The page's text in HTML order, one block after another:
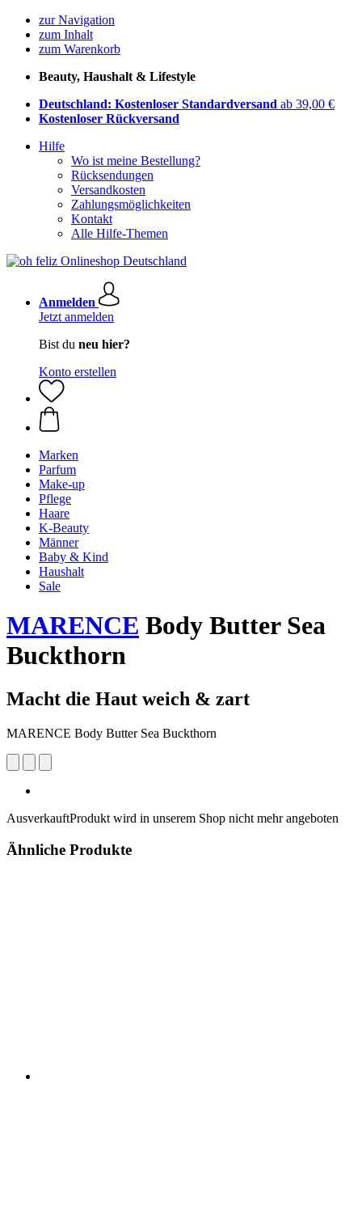
zur Navigation
zum Inhalt
zum Warenkorb
Beauty, Haushalt & Lifestyle
Deutschland: Kostenloser Standardversand ab 39,00 €
Kostenloser Rückversand
Hilfe
Wo ist meine Bestellung?
Rücksendungen
Versandkosten
Zahlungsmöglichkeiten
Kontakt
Alle Hilfe-Themen
Anmelden
Jetzt anmelden
Bist du neu hier?
Konto erstellen
Marken
Parfum
Make-up
Pflege
Haare
K-Beauty
Männer
Baby & Kind
Haushalt
Sale
MARENCE Body Butter Sea
Buckthorn
Macht die Haut weich & zart
MARENCE Body Butter Sea Buckthorn
AusverkauftProdukt wird in unserem Shop nicht mehr angeboten
Ähnliche Produkte